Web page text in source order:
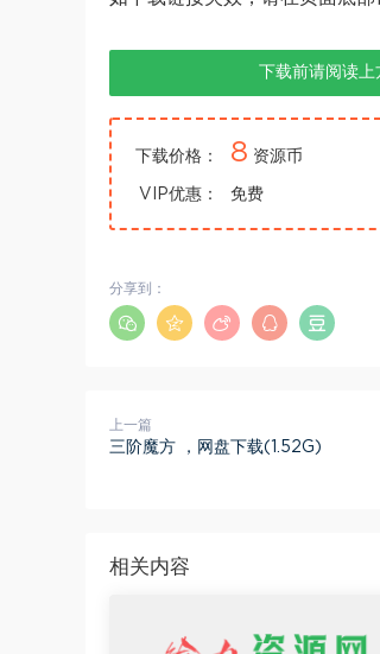
下载前请阅读
下载价格： 8 资源币
VIP优惠： 免费
分享到：
上一篇
三阶魔方 ，网盘下载(1.52G)
相关内容